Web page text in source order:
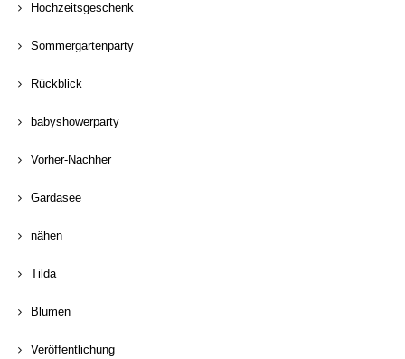
Hochzeitsgeschenk
Sommergartenparty
Rückblick
babyshowerparty
Vorher-Nachher
Gardasee
nähen
Tilda
Blumen
Veröffentlichung